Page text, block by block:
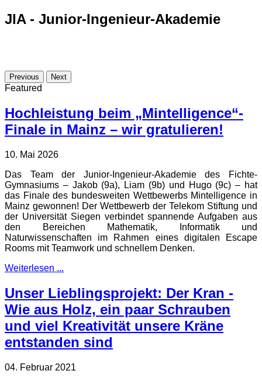
JIA - Junior-Ingenieur-Akademie
Previous Next
Featured
Hochleistung beim „Mintelligence“-
Finale in Mainz – wir gratulieren!
10. Mai 2026
Das Team der Junior-Ingenieur-Akademie des Fichte-
Gymnasiums – Jakob (9a), Liam (9b) und Hugo (9c) – hat
das Finale des bundesweiten Wettbewerbs Mintelligence in
Mainz gewonnen! Der Wettbewerb der Telekom Stiftung und
der Universität Siegen verbindet spannende Aufgaben aus
den Bereichen Mathematik, Informatik und
Naturwissenschaften im Rahmen eines digitalen Escape
Rooms mit Teamwork und schnellem Denken.
Weiterlesen ...
Unser Lieblingsprojekt: Der Kran -
Wie aus Holz, ein paar Schrauben
und viel Kreativität unsere Kräne
entstanden sind
04. Februar 2021